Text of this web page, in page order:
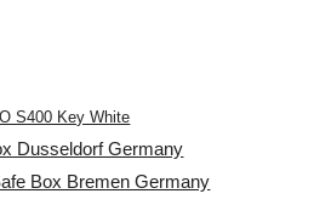
S400 Key White
Dusseldorf Germany
Box Bremen Germany